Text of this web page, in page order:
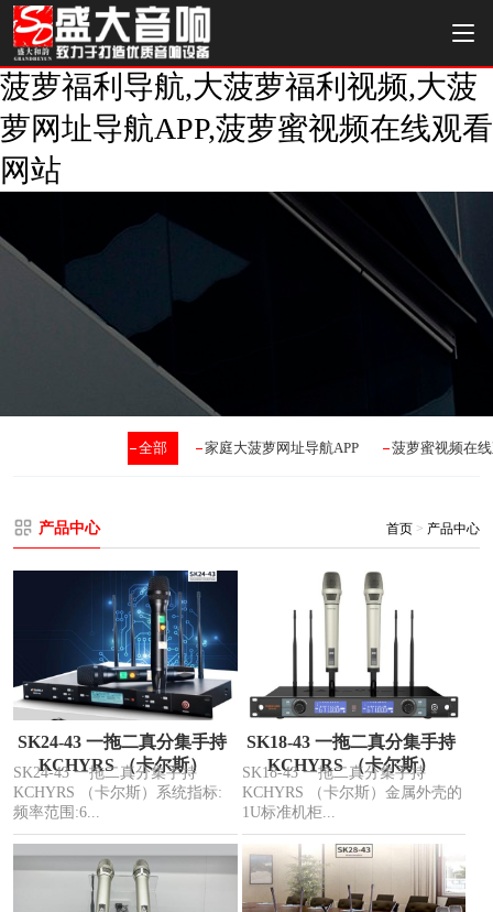
菠萝福利导航,大菠萝福利视频,大菠
萝网址导航APP,菠萝蜜视频在线观看
网站
全部 家庭大菠萝网址导航APP 菠萝蜜视频在
产品中心 首页 > 产品中心
SK24-43 一拖二真分集手持
KCHYRS （卡尔斯）
SK24-43 一拖二真分集手持
KCHYRS （卡尔斯）系统指标:
频率范围:6...
SK18-43 一拖二真分集手持
KCHYRS （卡尔斯）
SK18-43 一拖二真分集手持
KCHYRS （卡尔斯）金属外壳的
1U标准机柜...